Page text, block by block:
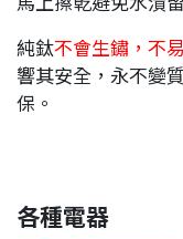
純鈦不會生鏽，不
響其安全，永不變
保。
各種電器